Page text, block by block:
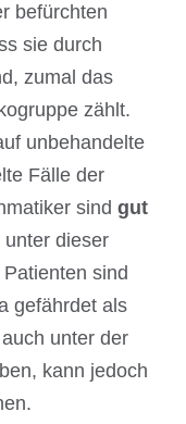
befürchten
sie durch
zumal das
zählt.
unbehandelte
Fälle der
sindgut
unter dieser
sind
gefährdet als
unter der
kann jedoch